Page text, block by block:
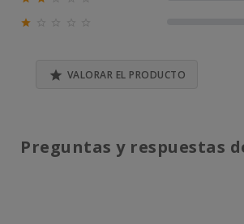

 VALORAR EL PRODUCTO
Preguntas y respuestas